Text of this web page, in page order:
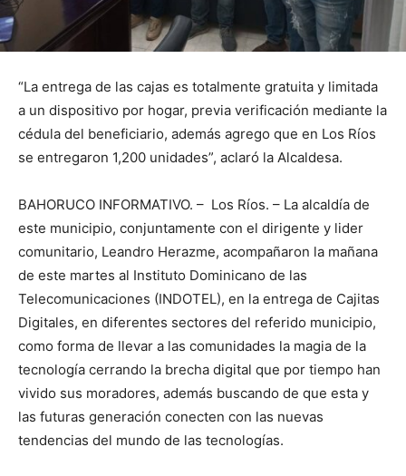
“La entrega de las cajas es totalmente gratuita y limitada
a un dispositivo por hogar, previa verificación mediante la
cédula del beneficiario, además agrego que en Los Ríos
se entregaron 1,200 unidades”, aclaró la Alcaldesa.
BAHORUCO INFORMATIVO. – Los Ríos. – La alcaldía de
este municipio, conjuntamente con el dirigente y lider
comunitario, Leandro Herazme, acompañaron la mañana
de este martes al Instituto Dominicano de las
Telecomunicaciones (INDOTEL), en la entrega de Cajitas
Digitales, en diferentes sectores del referido municipio,
como forma de llevar a las comunidades la magia de la
tecnología cerrando la brecha digital que por tiempo han
vivido sus moradores, además buscando de que esta y
las futuras generación conecten con las nuevas
tendencias del mundo de las tecnologías.